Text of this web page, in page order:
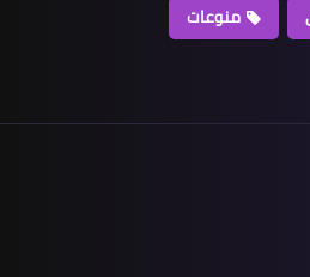
منوعات